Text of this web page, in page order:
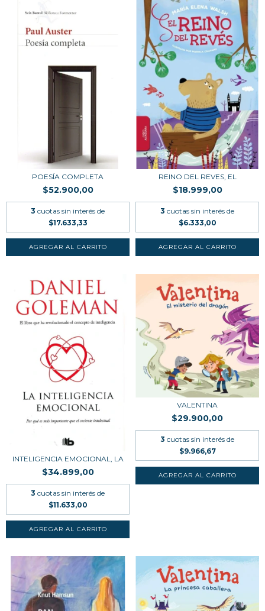
POESÍA COMPLETA
$52.900,00
3 cuotas sin interés de
$17.633,33
REINO DEL REVES, EL
$18.999,00
3 cuotas sin interés de
$6.333,00
INTELIGENCIA EMOCIONAL, LA
$34.899,00
3 cuotas sin interés de
$11.633,00
VALENTINA
$29.900,00
3 cuotas sin interés de
$9.966,67